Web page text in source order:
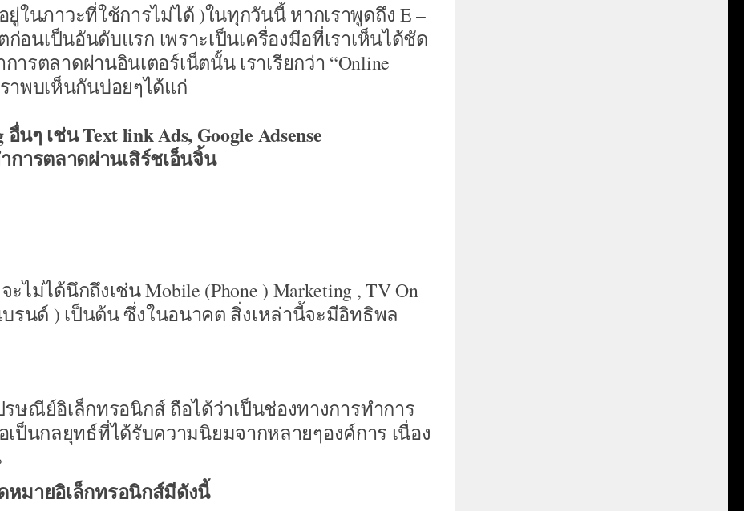
ในภาวะที่ใช้การไม่ได้ )ในทุกวันนี้ หากเราพูดถึง E –
ก่อนเป็นอันดับแรก เพราะเป็นเครื่องมือที่เราเห็นได้ชัด
รตลาดผ่านอินเตอร์เน็ตนั้น เราเรียกว่า “Online
ราพบเห็นกันบ่อยๆได้แก่
นๆ เช่น Text link Ads, Google Adsense
การตลาดผ่านเสิร์ชเอ็นจิ้น
ไม่ได้นึกถึงเช่น Mobile (Phone ) Marketing , TV On
รนด์ ) เป็นต้น ซึ่งในอนาคต สิ่งเหล่านี้จะมีอิทธิพล
ษณีย์อิเล็กทรอนิกส์ ถือได้ว่าเป็นช่องทางการทำการ
ป็นกลยุทธ์ที่ได้รับความนิยมจากหลายๆองค์การ เนื่อง
มายอิเล็กทรอนิกส์มีดังนี้